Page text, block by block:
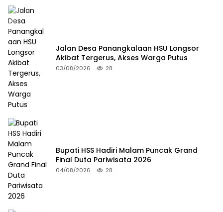
Jalan Desa Panangkalaan HSU Longsor
Akibat Tergerus, Akses Warga Putus
03/08/2026 28
Bupati HSS Hadiri Malam Puncak Grand
Final Duta Pariwisata 2026
04/08/2026 28